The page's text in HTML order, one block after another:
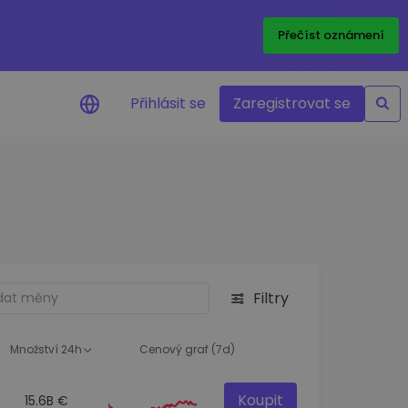
Přečíst oznámení
Přihlásit se Zaregistrovat se
Filtry
Množství 24h Cenový graf (7d)
15.6B € Koupit